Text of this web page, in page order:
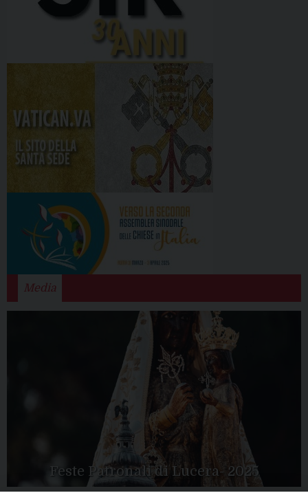
Media
Feste Patronali di Lucera- 2025